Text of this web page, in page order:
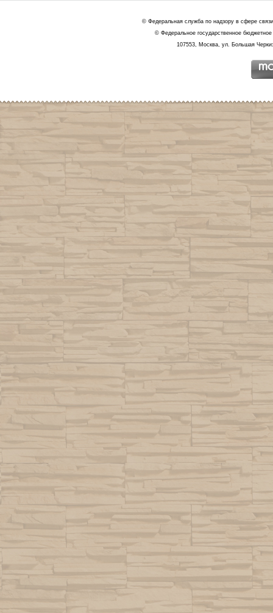
© Федеральная служба по надзору в сфере
© Федеральное государственное
107553, Москва, ул. Большая